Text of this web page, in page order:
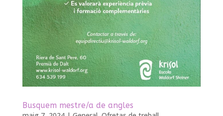
Busquem mestre/a de angles